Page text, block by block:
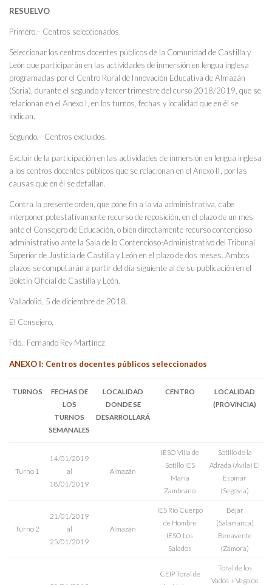
RESUELVO
Primero.– Centros seleccionados.
Seleccionar los centros docentes públicos de la Comunidad de Castilla y
León que participarán en las actividades de inmersión en lengua inglesa
programadas por el Centro Rural de Innovación Educativa de Almazán
(Soria), durante el segundo y tercer trimestre del curso 2018/2019, que se
relacionan en el Anexo I, en los turnos, fechas y localidad que en él se
indican.
Segundo.– Centros excluidos.
Excluir de la participación en las actividades de inmersión en lengua inglesa
a los centros docentes públicos que se relacionan en el Anexo II, por las
causas que en él se detallan.
Contra la presente orden, que pone fin a la vía administrativa, cabe
interponer potestativamente recurso de reposición, en el plazo de un mes
ante el Consejero de Educación, o bien directamente recurso contencioso
administrativo ante la Sala de lo Contencioso-Administrativo del Tribunal
Superior de Justicia de Castilla y León en el plazo de dos meses. Ambos
plazos se computarán a partir del día siguiente al de su publicación en el
Boletín Oficial de Castilla y León.
Valladolid, 5 de diciembre de 2018.
El Consejero,
Fdo.: Fernando Rey Martínez
ANEXO I: Centros docentes públicos seleccionados
TURNOS
FECHAS DE
LOS
TURNOS
SEMANALES
LOCALIDAD
DONDE SE
DESARROLLARÁ
CENTRO
LOCALIDAD
(PROVINCIA)
Turno 1
14/01/2019
al
18/01/2019
Almazán
IESO Villa de
Sotillo IES
María
Zambrano
Sotillo de la
Adrada (Ávila) El
Espinar
(Segovia)
Turno 2
21/01/2019
al
25/01/2019
Almazán
IES Río Cuerpo
de Hombre
IESO Los
Salados
Béjar
(Salamanca)
Benavente
(Zamora)
CEIP Toral de
Toral de los
Vados + Vega de